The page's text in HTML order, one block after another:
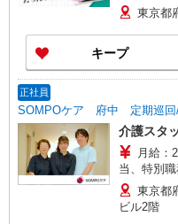
東京都
キープ
正社員
SOMPOケア 府中 定期巡回/
介護スタ
月給：
当、特別
当、働き
分）、在
（月平均5
東京都
ビル2階